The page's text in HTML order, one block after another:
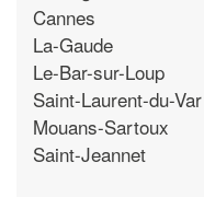
Cannes
La-Gaude
Le-Bar-sur-Loup
Saint-Laurent-du-Var
Mouans-Sartoux
Saint-Jeannet